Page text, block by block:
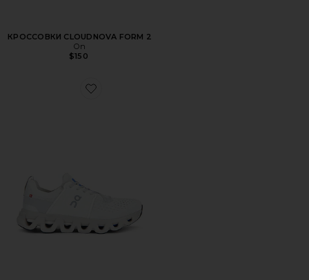
КРОССОВКИ CLOUDNOVA FORM 2
On
$150
Favorite КРОССОВКИ CLOUDSWIFT